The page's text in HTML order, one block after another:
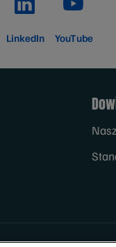
LinkedIn YouTube